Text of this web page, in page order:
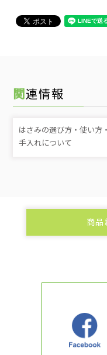
関連情報
はさみの選び方・使い方
手入れについて
商品